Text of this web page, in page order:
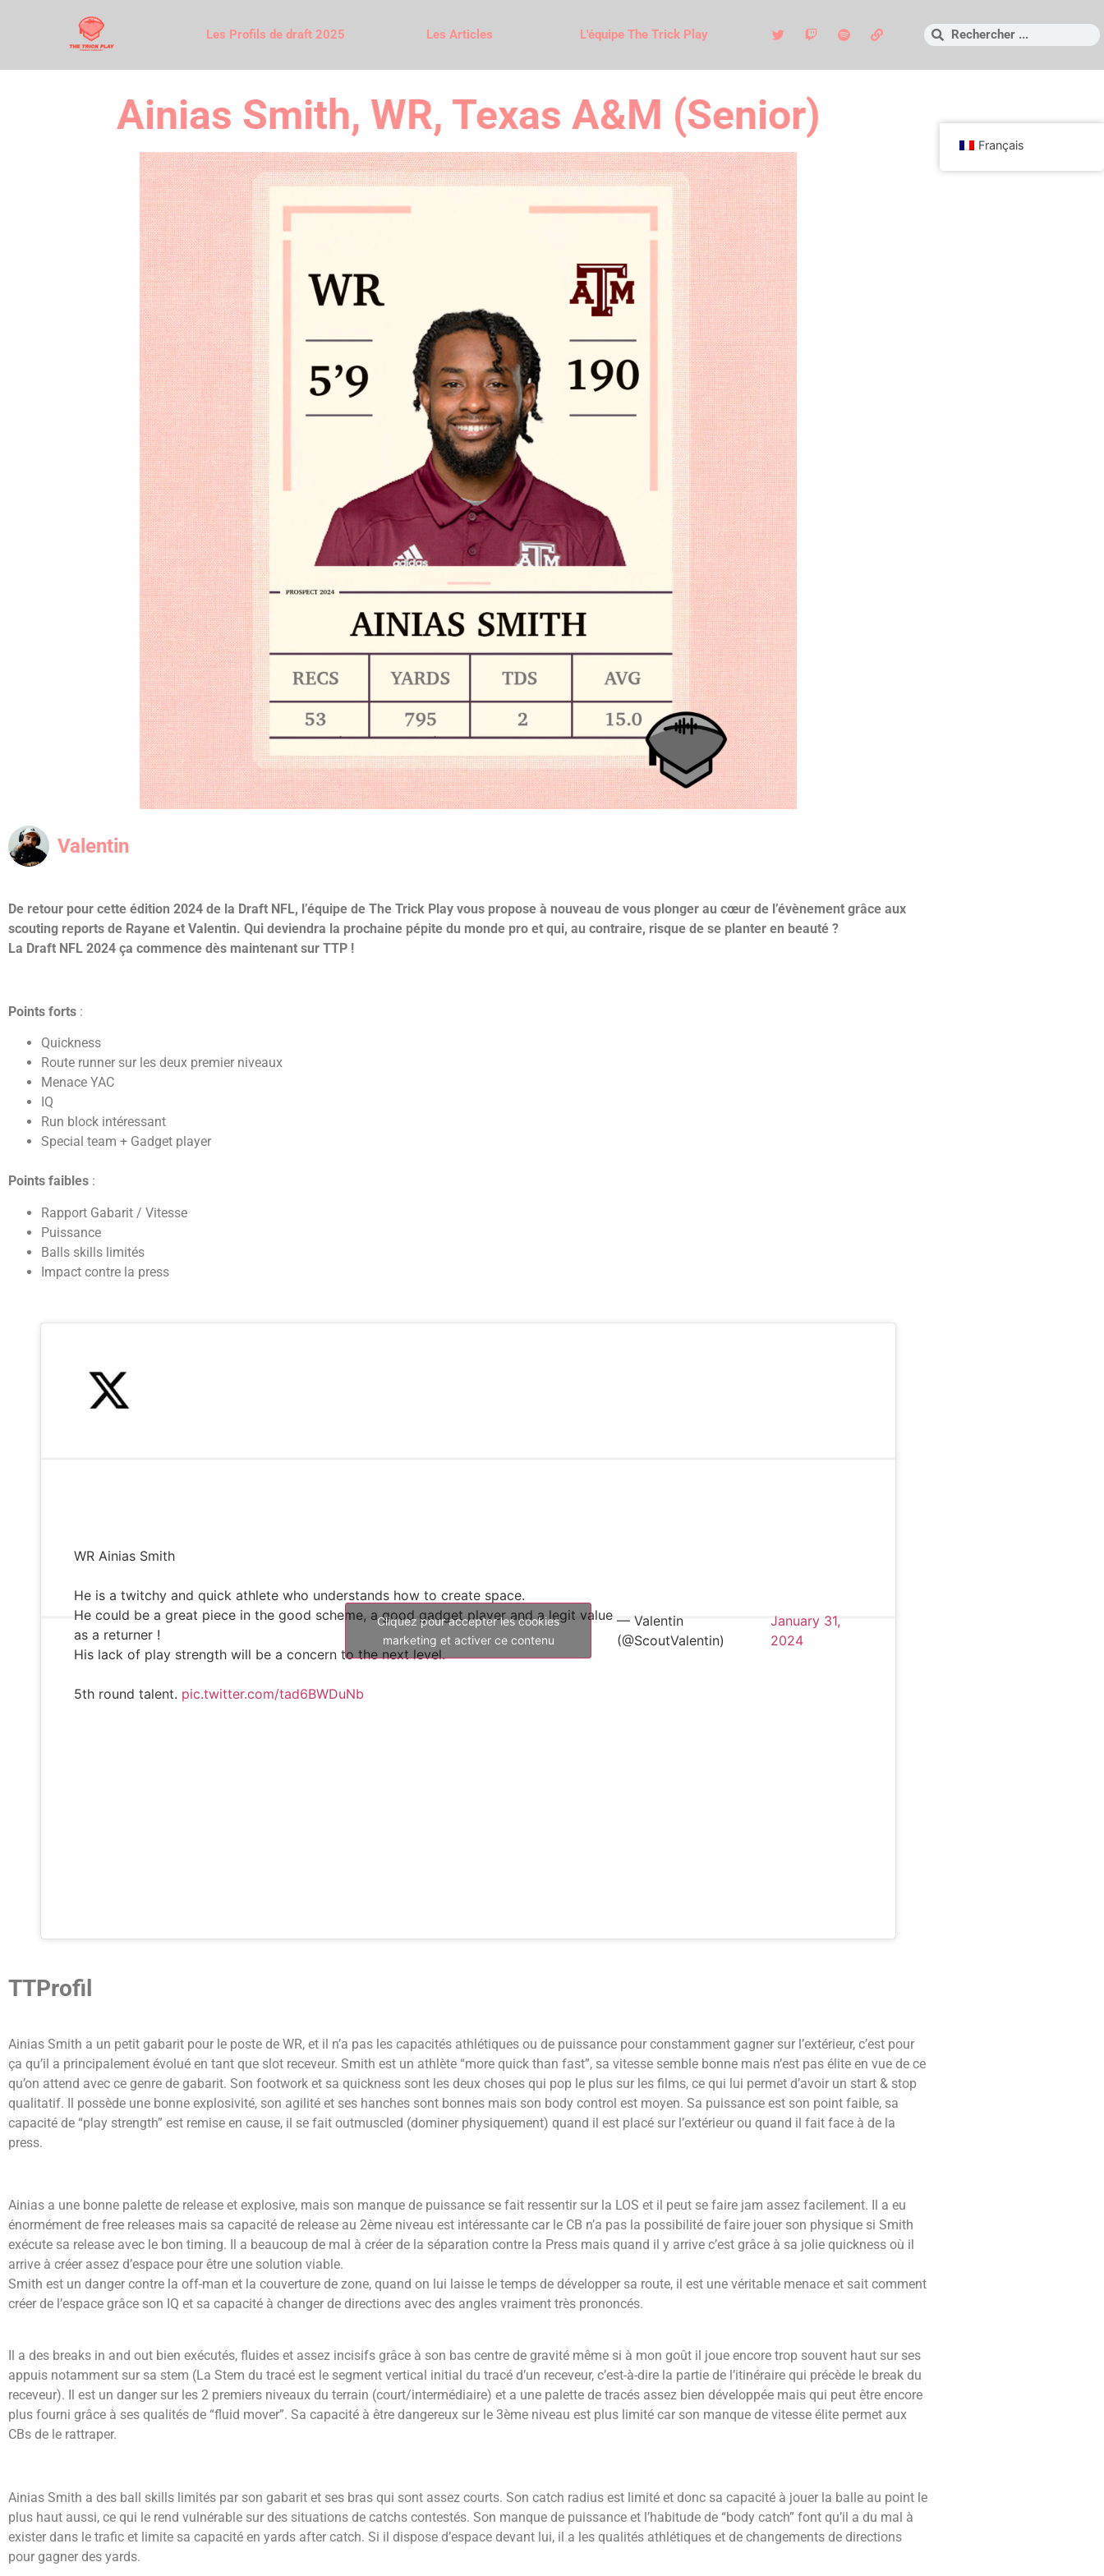
Les Profils de draft 2025 Les Articles L'équipe The Trick Play
Ainias Smith, WR, Texas A&M (Senior)
Valentin
De retour pour cette édition 2024 de la Draft NFL, l’équipe de The Trick Play vous propose à nouveau de vous plonger au cœur de l’évènement grâce aux
scouting reports de Rayane et Valentin. Qui deviendra la prochaine pépite du monde pro et qui, au contraire, risque de se planter en beauté ?
La Draft NFL 2024 ça commence dès maintenant sur TTP !
Points forts :
Quickness
Route runner sur les deux premier niveaux
Menace YAC
IQ
Run block intéressant
Special team + Gadget player
Points faibles :
Rapport Gabarit / Vitesse
Puissance
Balls skills limités
Impact contre la press
WR Ainias Smith
He is a twitchy and quick athlete who understands how to create space.
He could be a great piece in the good scheme, a good gadget player and a legit value
as a returner !
His lack of play strength will be a concern to the next level.
5th round talent. pic.twitter.com/tad6BWDuNb
— Valentin
(@ScoutValentin)
January 31,
2024
Cliquez pour accepter les cookies
marketing et activer ce contenu
TTProfil
Ainias Smith a un petit gabarit pour le poste de WR, et il n’a pas les capacités athlétiques ou de puissance pour constamment gagner sur l’extérieur, c’est pour
ça qu’il a principalement évolué en tant que slot receveur. Smith est un athlète “more quick than fast”, sa vitesse semble bonne mais n’est pas élite en vue de ce
qu’on attend avec ce genre de gabarit. Son footwork et sa quickness sont les deux choses qui pop le plus sur les films, ce qui lui permet d’avoir un start & stop
qualitatif. Il possède une bonne explosivité, son agilité et ses hanches sont bonnes mais son body control est moyen. Sa puissance est son point faible, sa
capacité de “play strength” est remise en cause, il se fait outmuscled (dominer physiquement) quand il est placé sur l’extérieur ou quand il fait face à de la
press.
Ainias a une bonne palette de release et explosive, mais son manque de puissance se fait ressentir sur la LOS et il peut se faire jam assez facilement.
Il a eu
énormément de free releases mais sa capacité de release au 2ème niveau est intéressante car le CB n’a pas la possibilité de faire jouer son physique si Smith
exécute sa release avec le bon timing.
Il a beaucoup de mal à créer de la séparation contre la Press mais quand il y arrive c’est grâce à sa jolie quickness où il
arrive à créer assez d’espace pour être une solution viable.
Smith est un danger contre la off-man et la couverture de zone, quand on lui laisse le temps de développer sa route, il est une véritable menace et sait comment
créer de l’espace grâce son IQ et sa capacité à changer de directions avec des angles vraiment très prononcés.
Il a des breaks in and out bien exécutés, fluides et assez incisifs grâce à son bas centre de gravité même si à mon goût il joue encore trop souvent haut sur ses
appuis notamment sur sa stem (La Stem du tracé est le segment vertical initial du tracé d’un receveur, c’est-à-dire la partie de l’itinéraire qui précède le break du
receveur). Il est un danger sur les 2 premiers niveaux du terrain (court/intermédiaire) et a une palette de tracés assez bien développée mais qui peut être encore
plus fourni grâce à ses qualités de “fluid mover”. Sa capacité à être dangereux sur le 3ème niveau est plus limité car son manque de vitesse élite permet aux
CBs de le rattraper.
Ainias Smith a des ball skills limités par son gabarit et ses bras qui sont assez courts. Son catch radius est limité et donc sa capacité à jouer la balle au point le
plus haut aussi, ce qui le rend vulnérable sur des situations de catchs contestés. Son manque de puissance et l’habitude de “body catch” font qu’il a du mal à
exister dans le trafic et limite sa capacité en yards after catch. Si il dispose d’espace devant lui, il a les qualités athlétiques et de changements de directions
pour gagner des yards.
Français